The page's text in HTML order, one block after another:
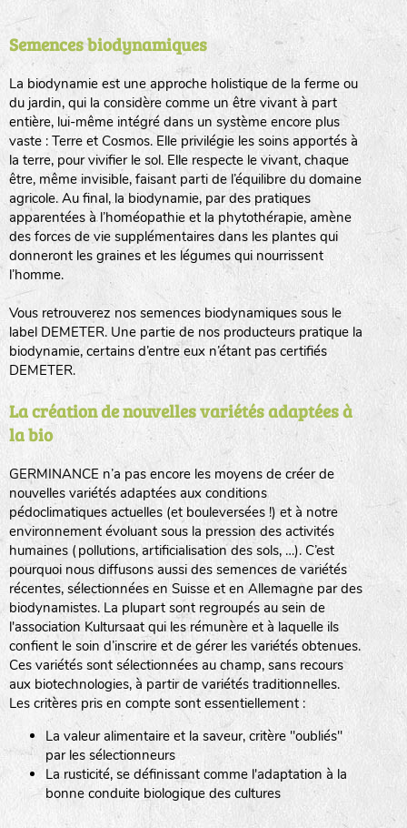
Semences biodynamiques
La biodynamie est une approche holistique de la ferme ou
du jardin, qui la considère comme un être vivant à part
entière, lui-même intégré dans un système encore plus
vaste : Terre et Cosmos. Elle privilégie les soins apportés à
la terre, pour vivifier le sol. Elle respecte le vivant, chaque
être, même invisible, faisant parti de l’équilibre du domaine
agricole. Au final, la biodynamie, par des pratiques
apparentées à l’homéopathie et la phytothérapie, amène
des forces de vie supplémentaires dans les plantes qui
donneront les graines et les légumes qui nourrissent
l’homme.
Vous retrouverez nos semences biodynamiques sous le
label DEMETER. Une partie de nos producteurs pratique la
biodynamie, certains d’entre eux n’étant pas certifiés
DEMETER.
La création de nouvelles variétés adaptées à
la bio
GERMINANCE n’a pas encore les moyens de créer de
nouvelles variétés adaptées aux conditions
pédoclimatiques actuelles (et bouleversées !) et à notre
environnement évoluant sous la pression des activités
humaines (pollutions, artificialisation des sols, …). C’est
pourquoi nous diffusons aussi des semences de variétés
récentes, sélectionnées en Suisse et en Allemagne par des
biodynamistes. La plupart sont regroupés au sein de
l'association Kultursaat qui les rémunère et à laquelle ils
confient le soin d’inscrire et de gérer les variétés obtenues.
Ces variétés sont sélectionnées au champ, sans recours
aux biotechnologies, à partir de variétés traditionnelles.
Les critères pris en compte sont essentiellement :
La valeur alimentaire et la saveur, critère "oubliés"
par les sélectionneurs
La rusticité, se définissant comme l'adaptation à la
bonne conduite biologique des cultures
BINGENHEIMER SAATGUT (BGH)
www.bingenheimersaatgut.de
DE BOLSTER (DBO)
www.bolster.nl
GRAINE DEL PAÏS (GDP)
www.grainesdelpais.com
JARDIN EN’VIE (JEV)
LA BOITE A GRAINES (LBAG)
LA RÉFÉRENCE :F BEL20BPA1A (en haut à gauche)
F : Fleurs.
Les autres catégories étant :
: Engrais vert
L: Légumes
A: Aromatiques
BEL : Code de la variété
(Ici Belle de nuit)
20 : Année de récolte(ici 2020)
BPA : Initiales du producteur ou du fournisseur de la
semence.
1 : Numéro d’ordre du lot
A : Sans calibre.
G: Gros
M: Moyen calibre
P: Petit calibre
animaux sauvages
biodiversité cultivée
Légumes feuilles
Légumes racines
Plantes aromatiques